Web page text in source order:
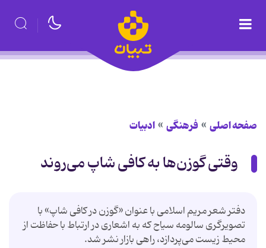
صفحه اصلی فرهنگی ادبیات
وقتی گوزن‌ها به کافی شاپ می‌روند
دفتر شعر مریم اسلامی با عنوان «گوزن در کافی شاپ» با
تصویرگری سالومه سیاح که به اشعاری در ارتباط با حفاظت از
محیط زیست می‌پردازد، راهی بازار نشر شد.